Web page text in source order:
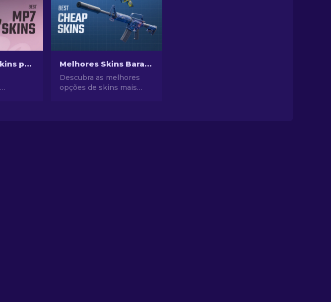
As Melhores Skins para MP7 no CS2 para qualquer orçamento [2026] Melhores Skins Baratas no CS2 [2026]
Descubra as melhores
opções de skins mais